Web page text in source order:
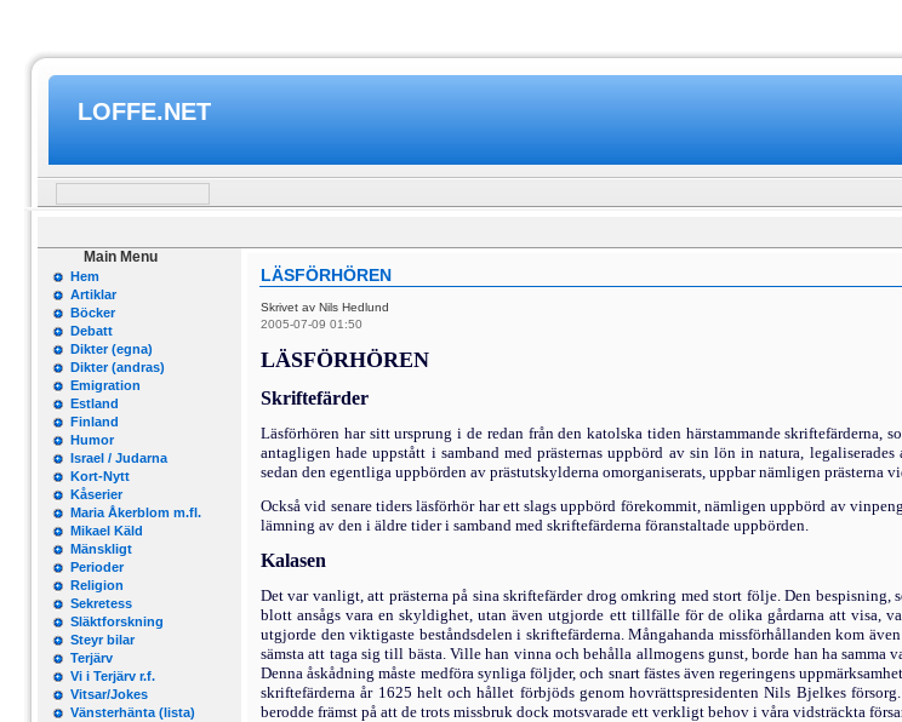
LOFFE.NET
Main Menu
Hem
Artiklar
Böcker
Debatt
Dikter (egna)
Dikter (andras)
Emigration
Estland
Finland
Humor
Israel / Judarna
Kort-Nytt
Kåserier
Maria Åkerblom m.fl.
Mikael Käld
Mänskligt
Perioder
Religion
Sekretess
Släktforskning
Steyr bilar
Terjärv
Vi i Terjärv r.f.
Vitsar/Jokes
Vänsterhänta (lista)
LÄSFÖRHÖREN
Skrivet av Nils Hedlund
2005-07-09 01:50
LÄSFÖRHÖREN
Skriftefärder
Läsförhören har sitt ursprung i de redan från den katolska tiden här­stammande
antagligen hade uppstått i samband med prästernas uppbörd av sin lön in natura,
sedan den egentliga upp­börden av prästutskylderna omorganiserats, uppbar nämligen prästerna
Också vid senare tiders läsförhör har ett slags uppbörd förekommit, nämligen uppbörd av
lämning av den i äldre tider i samband med skriftefärderna föranstaltade upp­börden.
Kalasen
Det var vanligt, att prästerna på sina skriftefärder drog omkring med stort följe. Den
blott ansågs vara en skyldighet, utan även utgjorde ett tillfälle för de olika gårdarna att visa,
utgjorde den viktigaste bestånds­delen i skriftefärderna. Mångahanda missförhållanden kom
sämsta att taga sig till bästa. Ville han vinna och behålla allmogens gunst, borde han ha
Denna åskådning måste medföra synliga följder, och snart fäs­tes även regeringens
skriftefärderna år 1625 helt och hållet förbjöds genom hovrättspresiden­ten Nils Bjelkes
berodde främst på att de trots missbruk dock motsvarade ett verkligt behov i våra vidsträckta